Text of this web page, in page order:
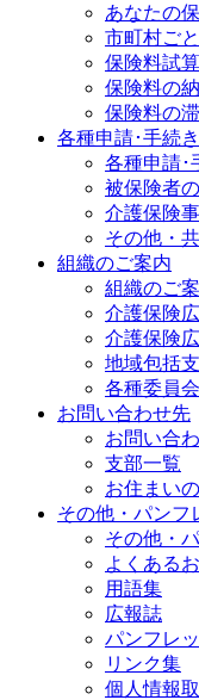
あなたの
市町村ご
保険料試算
保険料の
保険料の
各種申請･手続
各種申請･
被保険者
介護保険
その他・
組織のご案内
組織のご
介護保険
介護保険
地域包括
各種委員
お問い合わせ先
お問い合
支部一覧
お住まい
その他・パンフ
その他・
よくある
用語集
広報誌
パンフレ
リンク集
個人情報